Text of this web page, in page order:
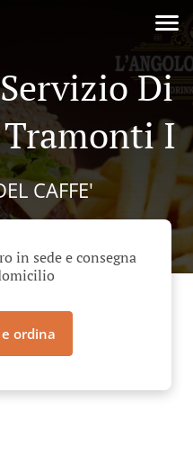
Di
Tramonti I
CAFFE'
in sede e consegna
ordina